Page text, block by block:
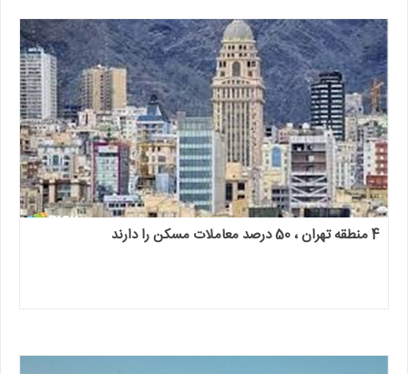
4 منطقه تهران ، 50 درصد معاملات مسکن را دارند